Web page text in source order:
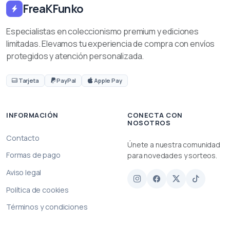
FreaKFunko
Especialistas en coleccionismo premium y ediciones
limitadas. Elevamos tu experiencia de compra con envíos
protegidos y atención personalizada.
Tarjeta PayPal Apple Pay
INFORMACIÓN
Contacto
Formas de pago
Aviso legal
Política de cookies
Términos y condiciones
CONECTA CON
NOSOTROS
Únete a nuestra comunidad
para novedades y sorteos.